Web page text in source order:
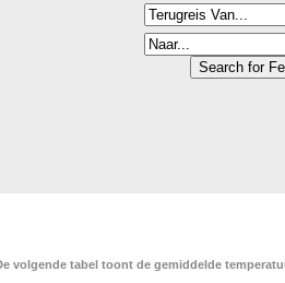
volgende tabel toont de gemiddelde